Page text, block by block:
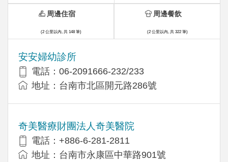
安安婦幼診所
電話：06-2091666-232/233
地址：台南市北區開元路286號
奇美醫療財團法人奇美醫院
電話：+886-6-281-2811
地址：台南市永康區中華路901號
周邊住宿
(2 公里以內, 共 148 筆)
周邊餐飲
(2 公里以內, 共 322 筆)